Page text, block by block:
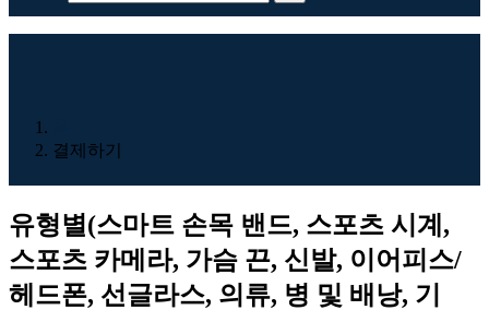
결제하기
유형별(스마트 손목 밴드, 스포츠 시계,
스포츠 카메라, 가슴 끈, 신발, 이어피스/
헤드폰, 선글라스, 의류, 병 및 배낭, 기